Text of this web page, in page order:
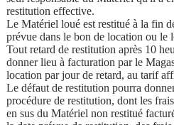
restitution effective.
Le Matériel loué est restitué à la fin
prévue dans le bon de location ou le
Tout retard de restitution après 10
donner lieu à facturation par le
location par jour de retard, au tarif
Le défaut de restitution pourra
procédure de restitution, dont les
en sus du Matériel non restitué